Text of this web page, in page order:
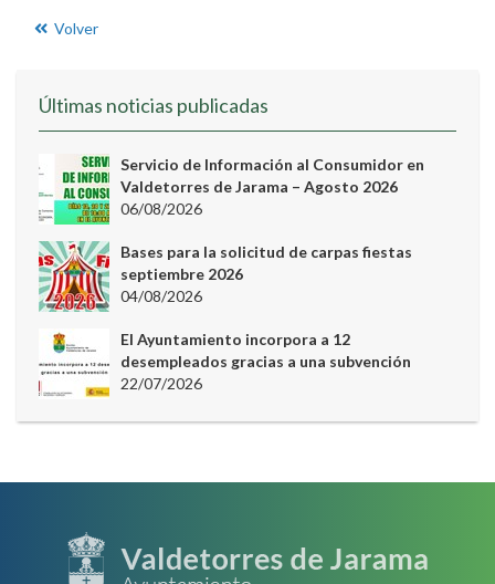
Volver
Últimas noticias publicadas
Servicio de Información al Consumidor en
Valdetorres de Jarama – Agosto 2026
06/08/2026
Bases para la solicitud de carpas fiestas
septiembre 2026
04/08/2026
El Ayuntamiento incorpora a 12
desempleados gracias a una subvención
22/07/2026